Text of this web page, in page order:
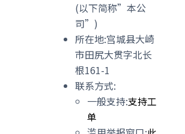
(以下简称”本公
司”)
所在地:宫城县大崎
市田尻大贯字北长
根161-1
联系方式:
一般支持:支持工
单